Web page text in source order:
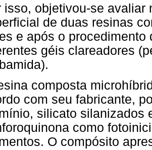
isso, objetivou-se avaliar
de duas resinas
e após o
géis clareadores
composta
com seu fabricante,
silicato silanizados
como
O compósito